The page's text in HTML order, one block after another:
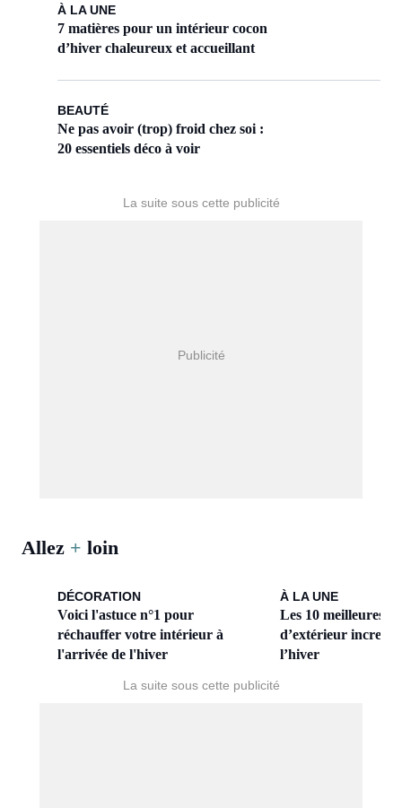
À LA UNE
7 matières pour un intérieur cocon
d’hiver chaleureux et accueillant
BEAUTÉ
Ne pas avoir (trop) froid chez soi :
20 essentiels déco à voir
Allez + loin
DÉCORATION
Voici l'astuce n°1 pour
réchauffer votre intérieur à
l'arrivée de l'hiver
À LA UNE
Les 10 meilleures
d’extérieur
l’hiver